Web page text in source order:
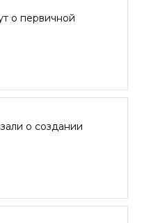
о первичной
о создании